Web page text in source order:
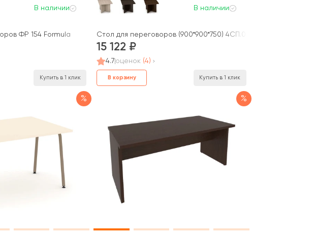
Formula
В наличии
ФР 154 Formula
Купить в 1 клик
В наличии
Стол для переговоров (900*900*750) 4СП.009 ТАЙМ-МАКС /
15 122
4.7оценок (4)
В корзину Купить в 1 клик
% %